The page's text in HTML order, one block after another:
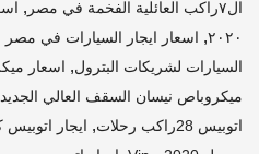
ال٧راكب العائلية الفخمة في مصر
,
٢٠٢٠, اسعار ايجار السيارات في مصر لعام ٢٠٢٠
السيارات لشريكات البترول, اسعار
ميكروباص نيسان السقف العالي الجديد 2020
اتوبيس 28راكب رحلات
, ايجار اتوبيس